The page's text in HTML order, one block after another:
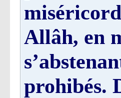
Allâh, en
prohibés.